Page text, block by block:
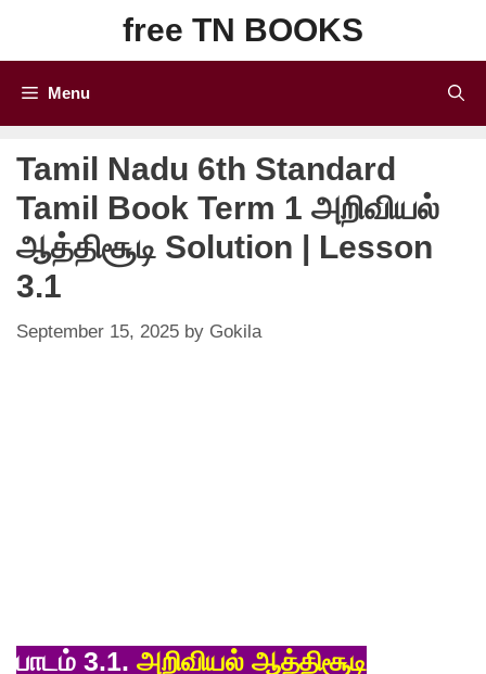
content
free TN BOOKS
Menu
Tamil Nadu 6th Standard
Tamil Book Term 1 அறிவியல்
ஆத்திசூடி Solution | Lesson
3.1
September 15, 2025 by Gokila
பாடம் 3.1. அறிவியல் ஆத்திசூடி